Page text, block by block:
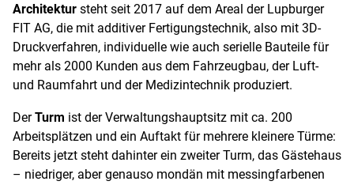
Architektur steht seit 2017 auf dem Areal der Lupburger
FIT AG, die mit additiver Fertigungstechnik, also mit 3D-
Druckverfahren, individuelle wie auch serielle Bauteile für
mehr als 2000 Kunden aus dem Fahrzeugbau, der Luft-
und Raumfahrt und der Medizintechnik produziert.
DerTurm ist der Verwaltungshauptsitz mit ca. 200
Arbeitsplätzen und ein Auftakt für mehrere kleinere Türme:
Bereits jetzt steht dahinter ein zweiter Turm, das Gästehaus
– niedriger, aber genauso mondän mit messingfarbenen